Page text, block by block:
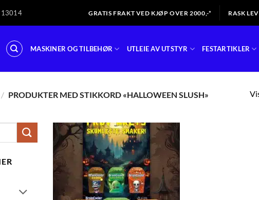
GRATIS FRAKT VED KJØP OVER 2000,-* RASK
MASKINER OG TILBEHØR UTLEIE AV UTSTYR FESTARTIKLER
/ PRODUKTER MED STIKKORD «HALLOWEEN SLUSH»